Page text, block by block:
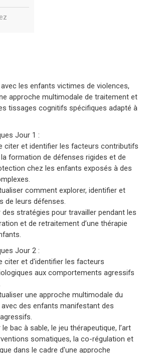
en EMDR. Cette
Cela comprend un travail
où les méta-défenses
générationnels peuvent
le cadre des huit phases du
EMDR. Nous
la manière de restaurer la
processus de co-régulation
parent-enfant. Cette
des stratégies qui
aux défenses et aux
au traumatisme en utilisant le
les parties, la thérapie du bac à
» et les interventions basées
le tout dans une
de la thérapie EMDR.
le contexte d’un traumatisme
approche multimodale de la
avec les enfants
doivent s’auto-organiser
aux exigences internes et
coexistence avec les rappels
avec les enfants victimes de violences,
approche multimodale de traitement et
tissages cognitifs spécifiques adapté à
Jour 1 :
citer et identifier les facteurs contributifs
formation de défenses rigides et de
chez les enfants exposés à des
comment explorer, identifier et
de leurs défenses.
des stratégies pour travailler pendant les
et de retraitement d’une thérapie
Jour 2 :
citer et d'identifier les facteurs
aux comportements agressifs
une approche multimodale du
avec des enfants manifestant des
bac à sable, le jeu thérapeutique, l’art
somatiques, la co-régulation et
dans le cadre d'une approche